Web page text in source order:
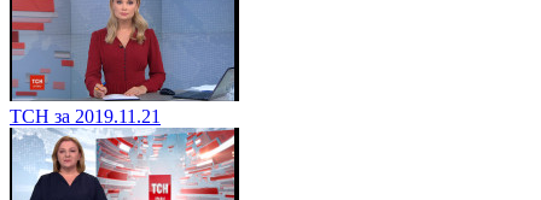
ТСН за 2019.11.21